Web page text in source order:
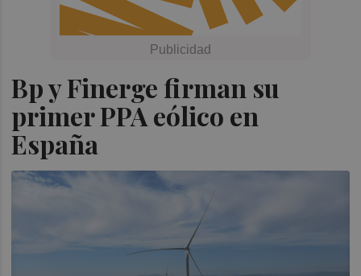
Bp y Finerge firman su
primer PPA eólico en
España